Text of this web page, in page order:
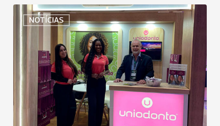
NOTÍCIAS
Uniodonto
Brasil
participa
Convenção
Nacional
Sistema